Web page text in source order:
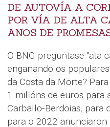
DE AUTOVÍA A
POR VÍA DE ALTA
ANOS DE
O BNG preguntase “ata
enganando os
da Costa da Morte?
1 millóns de euros para
Carballo-Berdoias, para
para o 2022 anunciaron